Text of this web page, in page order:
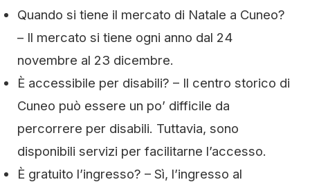
Quando si tiene il mercato di Natale a Cuneo?
– Il mercato si tiene ogni anno dal 24
novembre al 23 dicembre.
È accessibile per disabili? – Il centro storico di
Cuneo può essere un po’ difficile da
percorrere per disabili. Tuttavia, sono
disponibili servizi per facilitarne l’accesso.
È gratuito l’ingresso? – Sì, l’ingresso al